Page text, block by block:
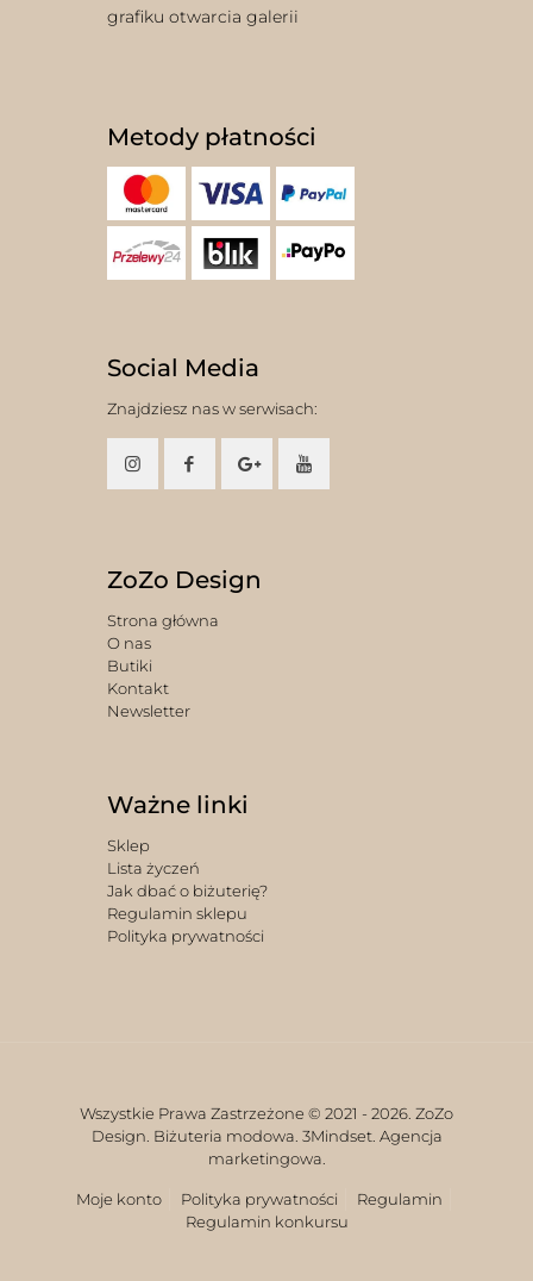
grafiku otwarcia galerii
Metody płatności
Social Media
Znajdziesz nas w serwisach:
ZoZo Design
Strona główna
O nas
Butiki
Kontakt
Newsletter
Ważne linki
Sklep
Lista życzeń
Jak dbać o biżuterię?
Regulamin sklepu
Polityka prywatności
Wszystkie Prawa Zastrzeżone © 2021 - 2026. ZoZo
Design. Biżuteria modowa. 3Mindset. Agencja
marketingowa.
Moje konto Polityka prywatności
Regulamin
Regulamin konkursu